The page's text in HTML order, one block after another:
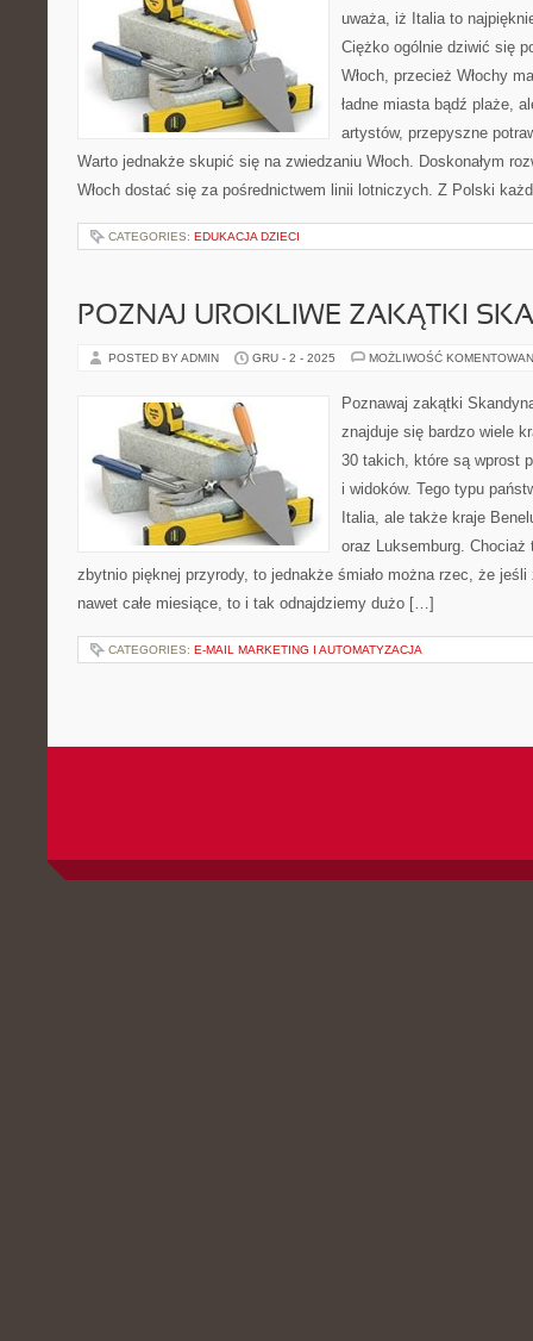
uważa, iż Italia to
Ciężko ogólnie dziwić się
Włoch, przecież Włochy
ładne miasta bądź plaże,
artystów, przepyszne
Warto jednakże skupić się na zwiedzaniu Włoch. Doskonałym
Włoch dostać się za pośrednictwem linii lotniczych. Z Polski
CATEGORIES: EDUKACJA DZIECI
POZNAJ UROKLIWE ZAKĄTKI
POSTED BY ADMIN GRU - 2 - 2025 MOŻLIWOŚĆ
Poznawaj zakątki
znajduje się bardzo wiele
30 takich, które są wprost
i widoków. Tego typu
Italia, ale także kraje
oraz Luksemburg.
zbytnio pięknej przyrody, to jednakże śmiało można rzec, że
nawet całe miesiące, to i tak odnajdziemy dużo […]
CATEGORIES: E-MAIL MARKETING I AUTOMATYZACJA